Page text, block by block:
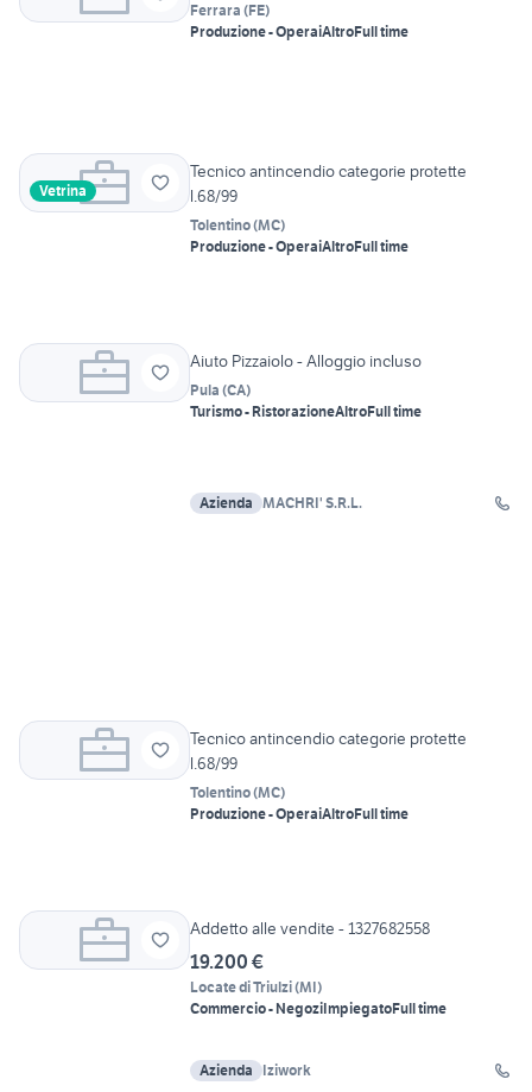
Ferrara (FE)
Produzione - OperaiAltroFull time
Vetrina
Tecnico antincendio categorie protette
l.68/99
Tolentino(MC)
Produzione - OperaiAltroFull time
Aiuto Pizzaiolo - Alloggio incluso
Pula (CA)
Turismo - RistorazioneAltroFull time
Azienda MACHRI' S.R.L.
Tecnico antincendio categorie protette
l.68/99
Tolentino(MC)
Produzione - OperaiAltroFull time
Addetto alle vendite - 1327682558
19.200 €
Locate di Triulzi(MI)
Commercio - NegoziImpiegatoFull time
Azienda Iziwork